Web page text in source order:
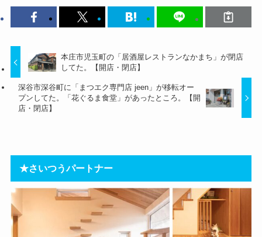
本庄市児玉町の「居酒屋レストランなかまち」が閉店
してた。【開店・閉店】
深谷市深谷町に「まつエク専門店 jeen」が移転オー
プンしてた。「花ぐるま食堂」があったところ。【開
店・閉店】
★さいつうパートナー